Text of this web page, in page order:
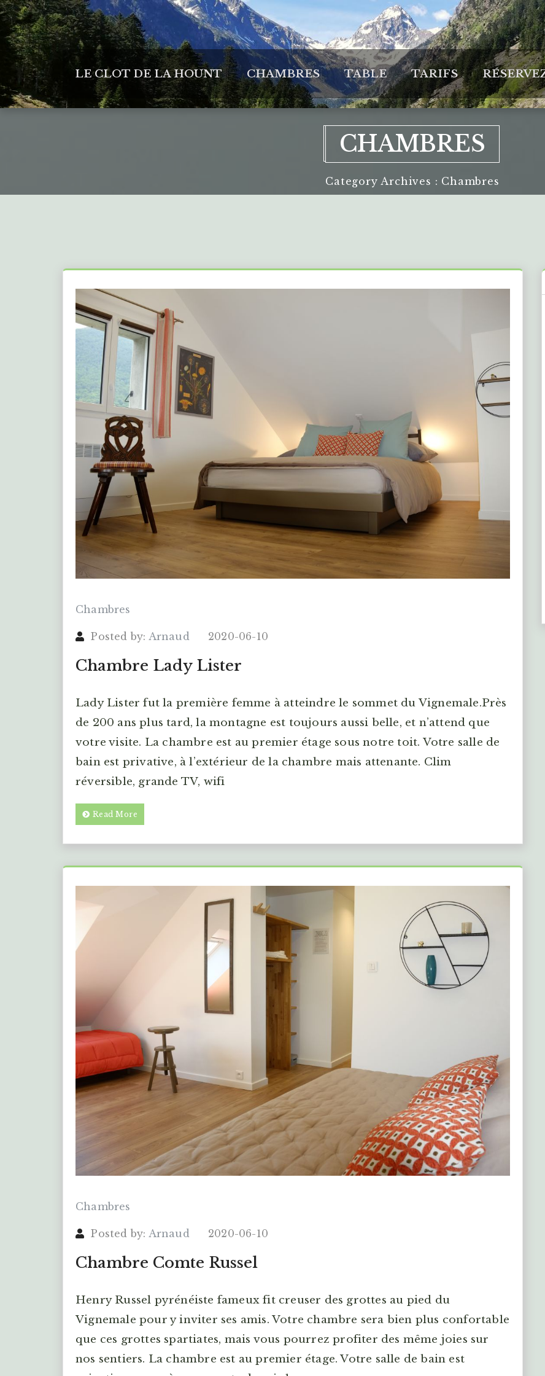
LE CLOT DE LA HOUNT CHAMBRES TABLE TARIFS
CHAMBRES
Category Archives : Chambres
Chambres
Posted by: Arnaud 2020-06-10
Chambre Lady Lister
Lady Lister fut la première femme à atteindre le sommet du Vignemale.Près
de 200 ans plus tard, la montagne est toujours aussi belle, et n’attend que
votre visite. La chambre est au premier étage sous notre toit. Votre salle de
bain est privative, à l’extérieur de la chambre mais attenante. Clim
réversible, grande TV, wifi
Read More
Chambres
Posted by: Arnaud 2020-06-10
Chambre Comte Russel
Henry Russel pyrénéiste fameux fit creuser des grottes au pied du
Vignemale pour y inviter ses amis. Votre chambre sera bien plus confortable
que ces grottes spartiates, mais vous pourrez profiter des même joies sur
nos sentiers. La chambre est au premier étage. Votre salle de bain est